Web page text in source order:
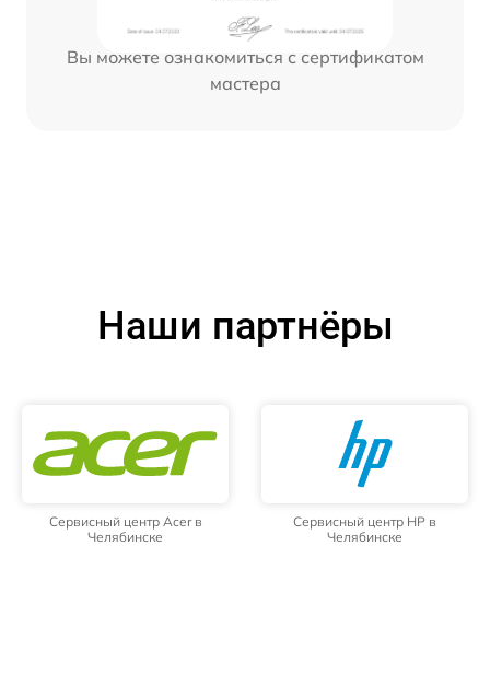
Вы можете ознакомиться с сертификатом
мастера
Наши партнёры
Сервисный центр Acer в
Челябинске
Сервисный центр HP в
Челябинске